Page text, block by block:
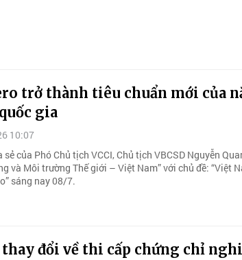
trở thành tiêu chuẩn mới của
gia
10:07
của Phó Chủ tịch VCCI, Chủ tịch VBCSD Nguyễn
và Môi trường Thế giới – Việt Nam” với chủ đề: “Việt
sáng nay 08/7.
đổi về thi cấp chứng chỉ